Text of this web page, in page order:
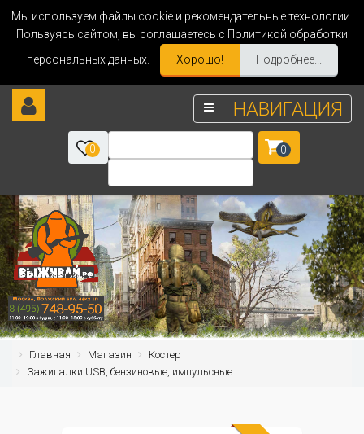
Мы используем файлы cookie и рекомендательные технологии.
Пользуясь сайтом, вы соглашаетесь с Политикой обработки
персональных данных.
Хорошо! Подробнее...
НАВИГАЦИЯ
0 0
Главная Магазин
Костер
Зажигалки USB, бензиновые, импульсные